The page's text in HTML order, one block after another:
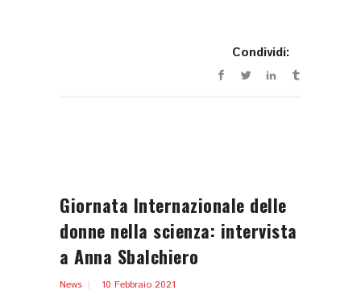
Condividi:
Giornata Internazionale delle
donne nella scienza: intervista
a Anna Sbalchiero
News 10 Febbraio 2021